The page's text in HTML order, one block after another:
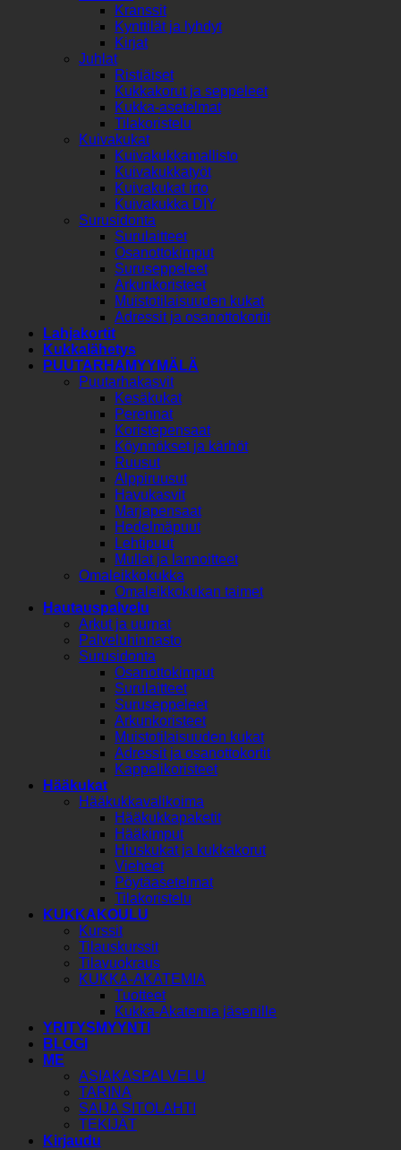
Kranssit
Kynttilät ja lyhdyt
Kirjat
Juhlat
Ristiäiset
Kukkakorut ja seppeleet
Kukka-asetelmat
Tilakoristelu
Kuivakukat
Kuivakukkamallisto
Kuivakukkatyöt
Kuivakukat irto
Kuivakukka DIY
Surusidonta
Surulaitteet
Osanottokimput
Suruseppeleet
Arkunkoristeet
Muistotilaisuuden kukat
Adressit ja osanottokortit
Lahjakortit
Kukkalähetys
PUUTARHAMYYMÄLÄ
Puutarhakasvit
Kesäkukat
Perennat
Koristepensaat
Köynnökset ja kärhöt
Ruusut
Alppiruusut
Havukasvit
Marjapensaat
Hedelmäpuut
Lehtipuut
Mullat ja lannoitteet
Omaleikkokukka
Omaleikkokukan taimet
Hautauspalvelu
Arkut ja uurnat
Palveluhinnasto
Surusidonta
Osanottokimput
Surulaitteet
Suruseppeleet
Arkunkoristeet
Muistotilaisuuden kukat
Adressit ja osanottokortit
Kappelikoristeet
Hääkukat
Hääkukkavalikoima
Hääkukkapaketit
Hääkimput
Hiuskukat ja kukkakorut
Vieheet
Pöytäasetelmat
Tilakoristelu
KUKKAKOULU
Kurssit
Tilauskurssit
Tilavuokraus
KUKKA-AKATEMIA
Tuotteet
Kukka-Akatemia jäsenille
YRITYSMYYNTI
BLOGI
ME
ASIAKASPALVELU
TARINA
SAIJA SITOLAHTI
TEKIJÄT
Kirjaudu